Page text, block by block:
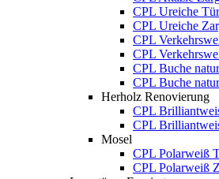
CPL Ureiche
CPL Ureiche
CPL
CPL
CPL Buche
CPL Buche
Herholz Renovierung
CPL
CPL
Mosel
CPL Polarweiß
CPL Polarweiß